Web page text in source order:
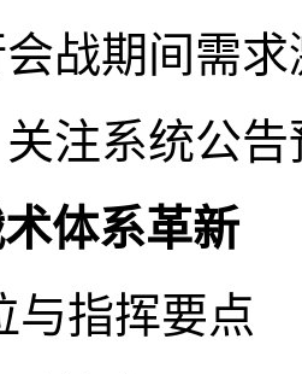
战期间需求
注系统公
体系革新
与指挥要点